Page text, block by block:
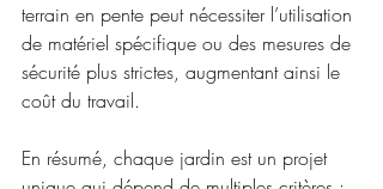
terrain en pente peut nécessiter l’utilisation
de matériel spécifique ou des mesures de
sécurité plus strictes, augmentant ainsi le
coût du travail.
En résumé, chaque jardin est un projet